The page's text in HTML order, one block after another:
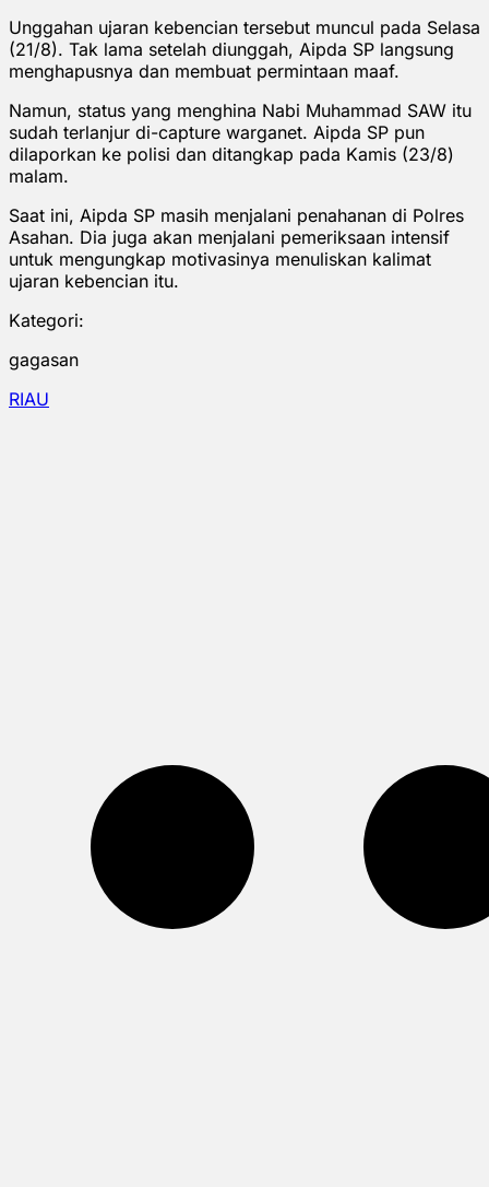
Unggahan ujaran kebencian tersebut muncul pada Selasa
(21/8). Tak lama setelah diunggah, Aipda SP langsung
menghapusnya dan membuat permintaan maaf.
Namun, status yang menghina Nabi Muhammad SAW itu
sudah terlanjur di-capture warganet. Aipda SP pun
dilaporkan ke polisi dan ditangkap pada Kamis (23/8)
malam.
Saat ini, Aipda SP masih menjalani penahanan di Polres
Asahan. Dia juga akan menjalani pemeriksaan intensif
untuk mengungkap motivasinya menuliskan kalimat
ujaran kebencian itu.
Kategori:
gagasan
RIAU